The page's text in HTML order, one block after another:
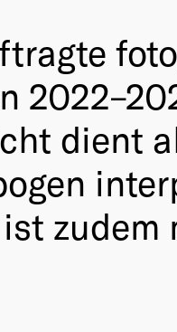
dient
zudem